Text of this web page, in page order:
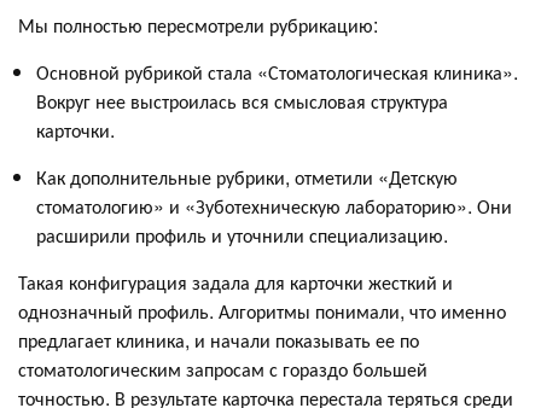
Мы полностью пересмотрели рубрикацию:
Основной рубрикой стала «Стоматологическая клиника».
Вокруг нее выстроилась вся смысловая структура
карточки.
Как дополнительные рубрики, отметили «Детскую
стоматологию» и «Зуботехническую лабораторию». Они
расширили профиль и уточнили специализацию.
Такая конфигурация задала для карточки жесткий и
однозначный профиль. Алгоритмы понимали, что именно
предлагает клиника, и начали показывать ее по
стоматологическим запросам с гораздо большей
точностью. В результате карточка перестала теряться среди